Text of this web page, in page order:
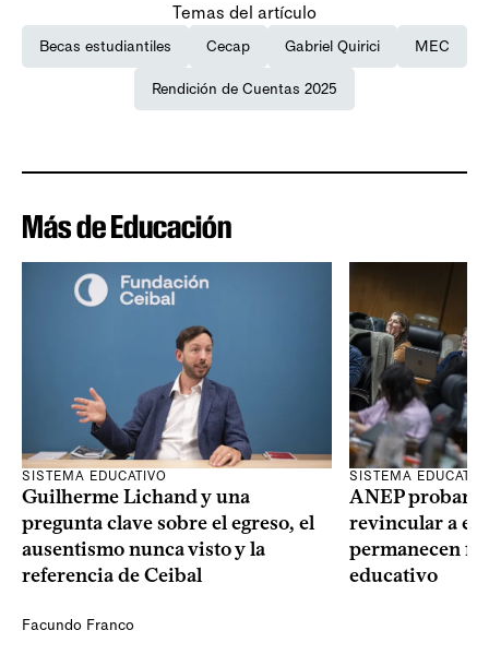
Temas del artículo
Becas estudiantiles Cecap Gabriel Quirici MEC
Rendición de Cuentas 2025
Más de Educación
SISTEMA EDUCATIVO
Guilherme Lichand y una
pregunta clave sobre el egreso, el
ausentismo nunca visto y la
referencia de Ceibal
Facundo Franco
SISTEMA
ANEP probará
revincular a
permanecen
educativo